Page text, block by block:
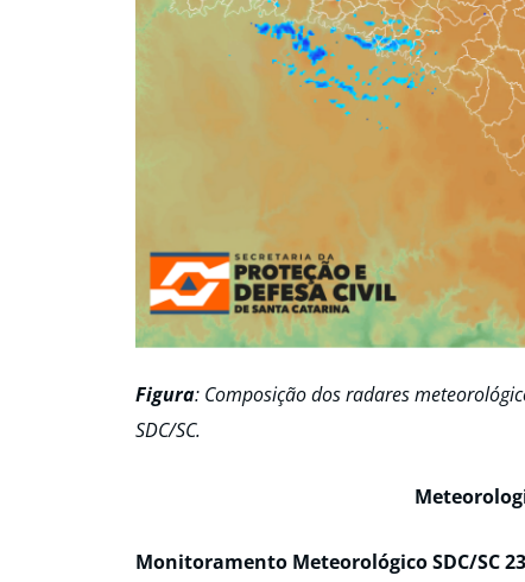
Figura: Composição dos radares
SDC/SC.
Monitoramento Meteorológico SDC/SC